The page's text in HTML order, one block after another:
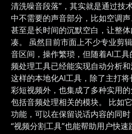
清洗噪音段落”，其实就是通过技
中不需要的声音部分，比如空调
甚至是长时间的沉默空白，让整
凑。 虽然目前市面上不少专业剪
音区间，操作繁琐，但随着AI工
频处理工具已经能实现自动分析
这样的本地化AI工具，除了主打
彩短视频外，也集成了多种实用
包括音频处理相关的模块。 比如
功能，可以在保留说话内容的同
“视频分割工具”也能帮助用户快